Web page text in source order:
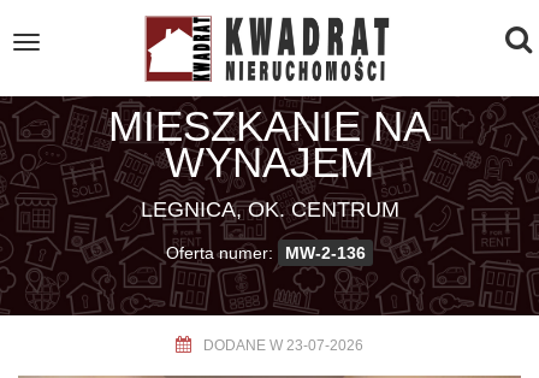
Toggle
MIESZKANIE NA
WYNAJEM
LEGNICA, OK. CENTRUM
Oferta numer: MW-2-136
DODANE W 23-07-2026